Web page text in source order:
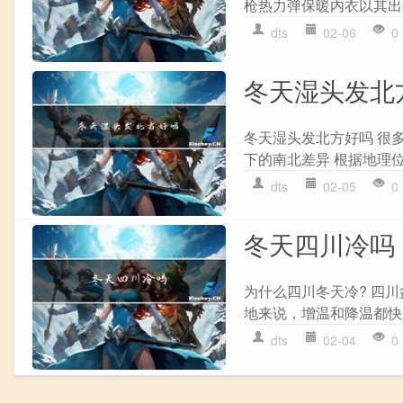
枪热力弹保暖内衣以其
dts 02-06 0
冬天湿头发
冬天湿头发北方好吗 很
下的南北差异 根据地理
dts 02-05 0
冬天四川冷吗
为什么四川冬天冷? 四
地来说，增温和降温都
dts 02-04 0